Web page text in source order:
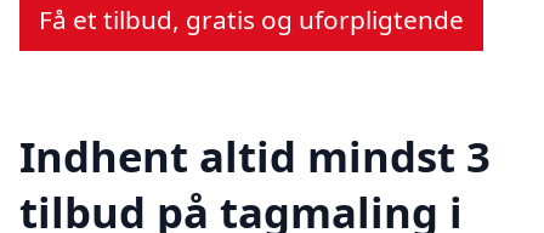
Få et tilbud, gratis og uforpligtende
Indhent altid mindst 3
tilbud på tagmaling i